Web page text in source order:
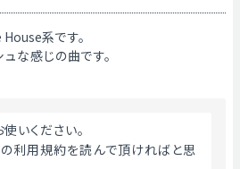
系です。
な感じの曲です。
いください。
利用規約を読んで頂ければと思